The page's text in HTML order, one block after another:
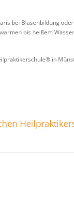
bei Blasenbildung
bis heißem
in